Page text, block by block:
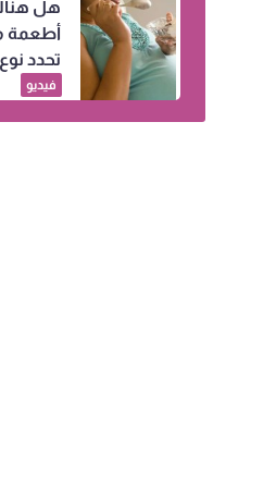
النساء
هل
أطعمة
تحدد نوع
الجنين..
فيديو